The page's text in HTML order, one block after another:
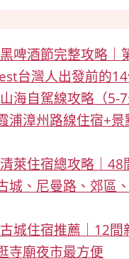
啤酒節完整攻略｜
台灣人出發前的
海自駕線攻略（5-
浦漳州路線住宿+
萊住宿總攻略｜48
城、尼曼路、郊區
城住宿推薦｜12間
寺廟夜市最方便